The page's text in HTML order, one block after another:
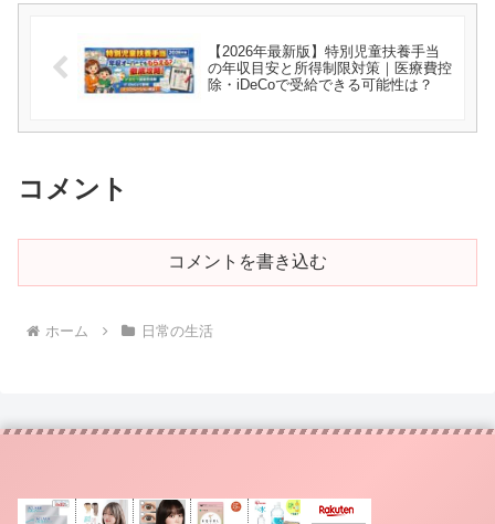
【2026年最新版】特別児童扶養手当
の年収目安と所得制限対策｜医療費控
除・iDeCoで受給できる可能性は？
コメント
コメントを書き込む
ホーム 日常の生活